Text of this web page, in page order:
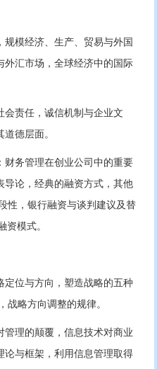
规模经济、生产、贸易与外国
外汇市场，全球经济中的国际
会责任，诚信机制与企业文
德层面。
财务管理在创业公司中的重要
导论，经典的融资方式，其他
性，银行融资与谈判建议及替
资模式。
定位与方向，塑造战略的五种
战略方向调整的规律。
管理的颠覆，信息技术对商业
论与框架，利用信息管理取得